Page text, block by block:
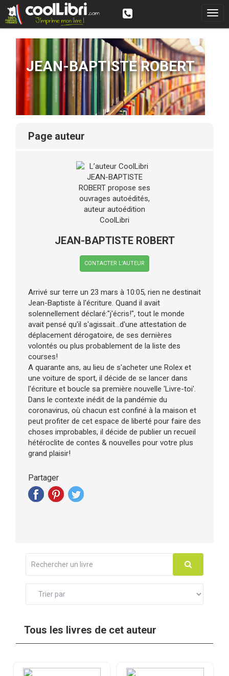
JEAN-BAPTISTE ROBERT
page auteur
JEAN-BAPTISTE ROBERT
CONTACTER L’AUTEUR
Arrivé sur terre un 23 mars à 10:05, rien ne destinait
Jean-Baptiste à l'écriture. Quand il avait
solennellement déclaré:"j'écris!", tout le monde
avait pensé qu'il s'agissait...d'une attestation de
déplacement dérogatoire, de ses dernières
volontés ou plus probablement de la liste des
courses!
A quarante ans, au lieu de s'acheter une Rolex et
une voiture de sport, il décide de se lancer dans
l'écriture et boucle sa première nouvelle 'Livre-toi'.
Dans le contexte inédit de la pandémie du
coronavirus, où chacun est confiné à la maison et
peut profiter de cet espace de liberté pour faire des
choses improbables, il décide de publier un recueil
hétéroclite de contes & nouvelles pour votre plus
grand plaisir!
Partager
Tous les livres de cet auteur